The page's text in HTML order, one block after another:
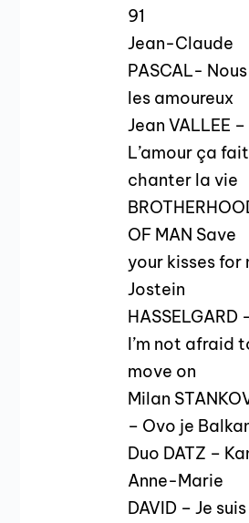
91
Jean-Claude
PASCAL- Nous
les amoureux
Jean VALLEE –
L’amour ça fait
chanter la vie
OF MAN Save
your kisses for
Jostein
HASSELGARD
I’m not afraid
move on
Milan
– Ovo je
Duo DATZ –
Anne-Marie
DAVID – Je suis